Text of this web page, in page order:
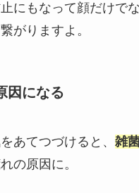
にもなって顔だけで
がりますよ。
因になる
あてつづけると、 雑
の原因に。